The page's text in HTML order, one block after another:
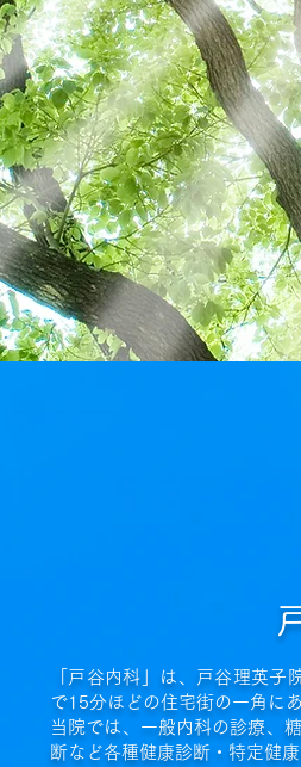
「戸谷内科」は、戸谷理英
で15分ほどの住宅街の一角にあ
当院では、一般内科の診療、
断など各種健康診断・特定健